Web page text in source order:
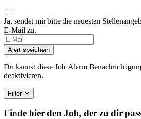
Ja, sendet mir bitte die neuesten
E-Mail zu.
Alert speichern
Du kannst diese Job-Alarm
deaktivieren.
Filter
Finde hier den Job, der zu dir